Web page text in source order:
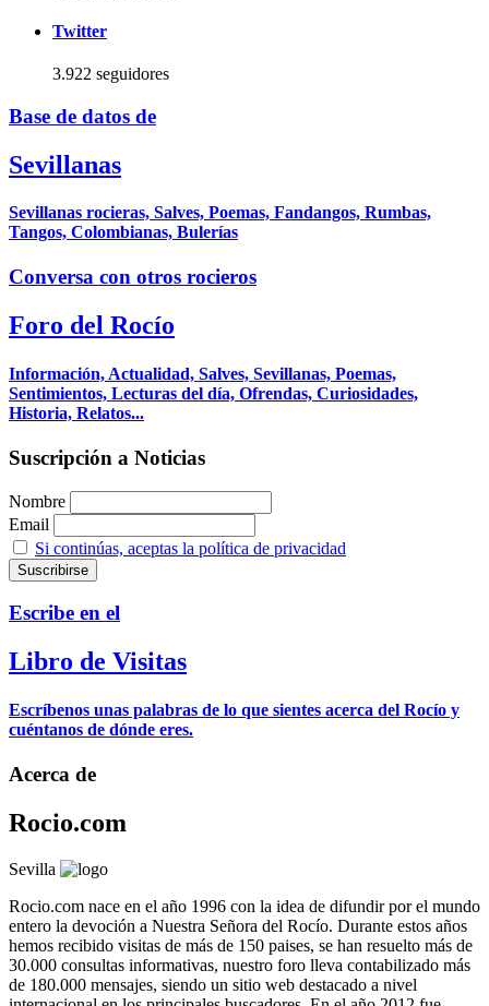
Twitter
3.922 seguidores
Base de datos de
Sevillanas
Sevillanas rocieras, Salves, Poemas, Fandangos, Rumbas,
Tangos, Colombianas, Bulerías
Conversa con otros rocieros
Foro del Rocío
Información, Actualidad, Salves, Sevillanas, Poemas,
Sentimientos, Lecturas del día, Ofrendas, Curiosidades,
Historia, Relatos...
Suscripción a Noticias
Nombre
Email
Si continúas, aceptas la política de privacidad
Escribe en el
Libro de Visitas
Escríbenos unas palabras de lo que sientes acerca del Rocío y
cuéntanos de dónde eres.
Acerca de
Rocio.com
Sevilla
Rocio.com nace en el año 1996 con la idea de difundir por el mundo
entero la devoción a Nuestra Señora del Rocío. Durante estos años
hemos recibido visitas de más de 150 paises, se han resuelto más de
30.000 consultas informativas, nuestro foro lleva contabilizado más
de 180.000 mensajes, siendo un sitio web destacado a nivel